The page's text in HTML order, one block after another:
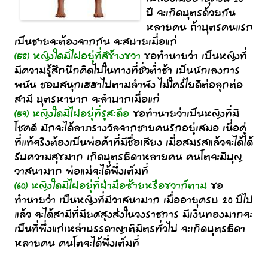
ปี จะเกิดบุตรด้วยกัน
หลายคน ถ้าบุตรคนแรก
เป็นชายจะต้องจากกัน จะสบายเมื่อแก่
(58) หญิงใดมีไฝอยู่ที่สีข้างขวาขอทำนายว่า เป็นหญิงที่
มีความรู้สึกนึกคิดไปในทางที่ชั่วต่ำช้า เป็นนักเลงการ
พนัน ชอบสนุกเฮฮาไปตามลำพัง ไม่ใคร่ไยดีต่อลูกต่อ
สามี บุตรหายาก จะลำบากเมื่อแก่
(59) หญิงใดมีไฝอยู่ที่รูสะดือขอทำนายว่าเป็นหญิงที่มี
โชคดี มักจะได้ลาภรางวัลจากชายคนรักอยู่เสมอ เนื่อคู่
ที่แท้จริงต้องเป็นพ่อค้าที่มีชื่อเสียง เมื่อสมรสแล้วจะได้ได้
รับความสุขมาก เกิดบุตรธิดาหลายคน คนโตจะมีบุญ
วาสนามาก พ่อแม่จะได้พึ่งเต็มที่
(60) หญิงใดมีไฝอยู่ที่ฝ่ามือซ้ายหรือขวาก็ตามขอ
ทำนายว่า เป็นหญิงที่มีวาสนามาก เมื่ออายุครบ 20 ปีไป
แล้ว จะได้สามีที่มียศสูงส่งในวงราชการ มีเงินทองมากจะ
เป็นที่พึ่งแก่เหล่าบรรดาญาติมิตรทั่วไป จะเกิดบุตรธิดา
หลายคน คนโตจะได้พึ่งเต็มที่